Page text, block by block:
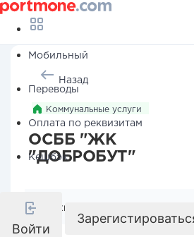
Мобильный
Переводы
Оплата по реквизитам
Кешбэк
Войти
Назад
Коммунальные услуги
ОСББ "ЖК
"ДОБРОБУТ"
Реквизиты компании